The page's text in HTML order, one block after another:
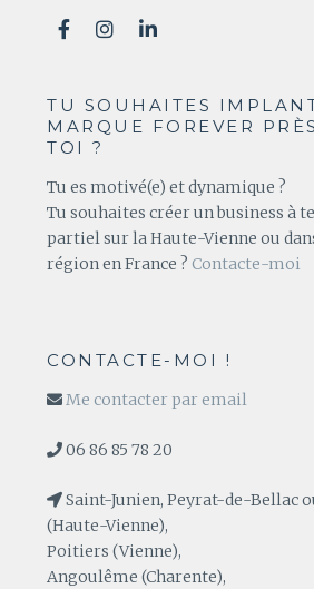
TU SOUHAITES
MARQUE FOREVER
TOI ?
Tu es motivé(e) et dynamique ?
Tu souhaites créer un business à
partiel sur la Haute-Vienne ou
région en France ? Contacte-moi
CONTACTE-MOI !
Me contacter par email
06 86 85 78 20
Saint-Junien, Peyrat-de-Bellac
(Haute-Vienne),
Poitiers (Vienne),
Angoulême (Charente),